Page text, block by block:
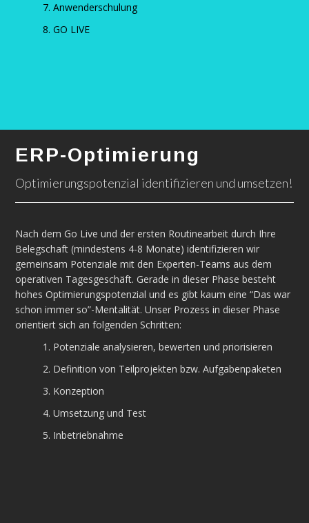
7. Anwenderschulung
8. GO LIVE
ERP-Optimierung
Optimierungspotenzial identifizieren und umsetzen!
Nach dem Go Live und der ersten Routinearbeit durch Ihre
Belegschaft (mindestens 4-8 Monate) identifizieren wir
gemeinsam Potenziale mit den Experten-Teams aus dem
operativen Tagesgeschäft. Gerade in dieser Phase besteht
hohes Optimierungspotenzial und es gibt kaum eine “Das war
schon immer so”-Mentalität. Unser Prozess in dieser Phase
orientiert sich an folgenden Schritten:
1. Potenziale analysieren, bewerten und priorisieren
2. Definition von Teilprojekten bzw. Aufgabenpaketen
3. Konzeption
4. Umsetzung und Test
5. Inbetriebnahme